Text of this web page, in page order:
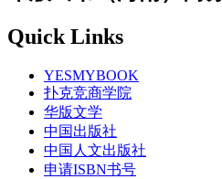
Quick Links
YESMYBOOK
扑克竞商学院
华版文学
中国出版社
中国人文出版社
申请ISBN书号